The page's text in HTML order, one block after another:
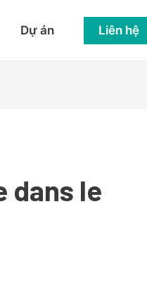
Dự án Liên hệ
dans le